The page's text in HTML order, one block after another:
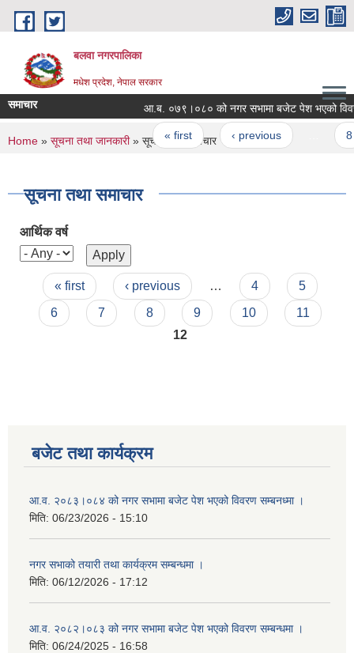
Skip to main content
बलवा नगरपालिका
मधेश प्रदेश, नेपाल सरकार
समाचार आ.ब. ०७९।०८० को नगर सभामा बजेट पेश भएको विवरण
Pages
« first ‹ previous
You are here
Home » सूचना तथा जानकारी» सूचना तथा समाचार
सूचना तथा समाचार
आर्थिक वर्ष
Pages
« first ‹ previous … 4
5
6
7 8 9 10
11
12
बजेट तथा कार्यक्रम
आ.व. २०८३।०८४ को नगर सभामा बजेट पेश भएको विवरण सम्बनध्मा ।
मिति: 06/23/2026 - 15:10
नगर सभाको तयारी तथा कार्यक्रम सम्बन्धमा ।
मिति: 06/12/2026 - 17:12
आ.व. २०८२।०८३ को नगर सभामा बजेट पेश भएको विवरण सम्बन्धमा ।
मिति: 06/24/2025 - 16:58